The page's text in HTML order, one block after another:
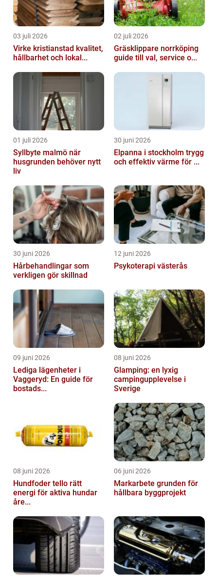
03 juli 2026
Virke kristianstad kvalitet,
hållbarhet och lokal...
02 juli 2026
Gräsklippare norrköping
guide till val, service o...
01 juli 2026
Syllbyte malmö när
husgrunden behöver nytt
liv
30 juni 2026
Elpanna i stockholm trygg
och effektiv värme för ...
30 juni 2026
Hårbehandlingar som
verkligen gör skillnad
12 juni 2026
Psykoterapi västerås
09 juni 2026
Lediga lägenheter i
Vaggeryd: En guide för
bostads...
08 juni 2026
Glamping: en lyxig
campingupplevelse i
Sverige
08 juni 2026
Hundfoder tello rätt
energi för aktiva hundar
åre...
06 juni 2026
Markarbete grunden för
hållbara byggprojekt